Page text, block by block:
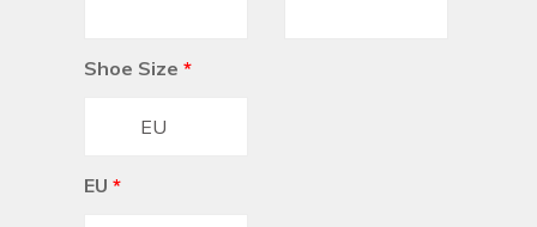
Shoe Size *
EU *